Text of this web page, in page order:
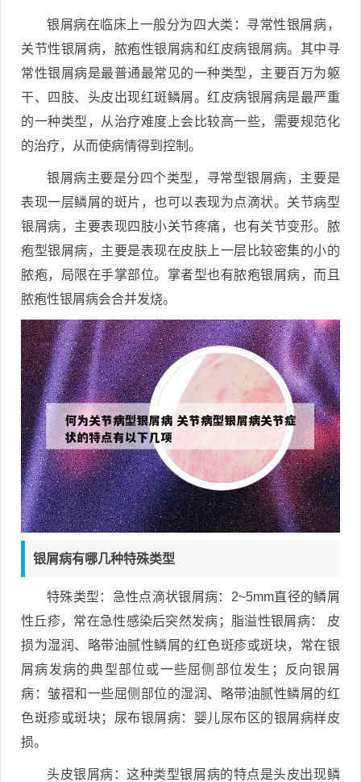
银屑病在临床上一般分为四大类：寻常性银屑病，
关节性银屑病，脓疱性银屑病和红皮病银屑病。其中寻
常性银屑病是最普通最常见的一种类型，主要百万为躯
干、四肢、头皮出现红斑鳞屑。红皮病银屑病是最严重
的一种类型，从治疗难度上会比较高一些，需要规范化
的治疗，从而使病情得到控制。
银屑病主要是分四个类型，寻常型银屑病，主要是
表现一层鳞屑的斑片，也可以表现为点滴状。关节病型
银屑病，主要表现四肢小关节疼痛，也有关节变形。脓
疱型银屑病，主要是表现在皮肤上一层比较密集的小的
脓疱，局限在手掌部位。掌者型也有脓疱银屑病，而且
脓疱性银屑病会合并发烧。
银屑病有哪几种特殊类型
特殊类型：急性点滴状银屑病：2~5mm直径的鳞屑
性丘疹，常在急性感染后突然发病；脂溢性银屑病： 皮
损为湿润、略带油腻性鳞屑的红色斑疹或斑块，常在银
屑病发病的典型部位或一些屈侧部位发生；反向银屑
病：皱褶和一些屈侧部位的湿润、略带油腻性鳞屑的红
色斑疹或斑块；尿布银屑病：婴儿尿布区的银屑病样皮
损。
头皮银屑病：这种类型银屑病的特点是头皮出现鳞